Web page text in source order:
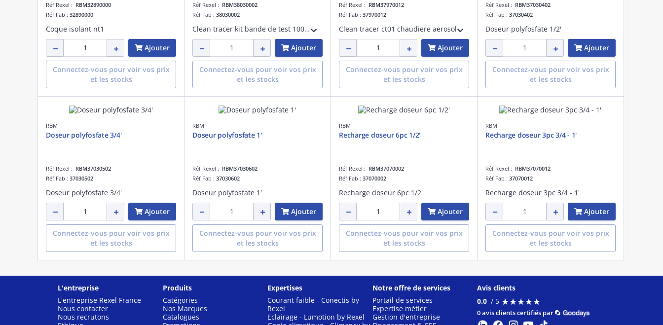
Réf Rexel : RBM32890000
Réf Fab : 32890000
Coque isolant nt1
Ajouter
Connectez-vous pour voir vos prix
et les stocks
Réf Rexel : RBM38030002
Réf Fab : 38030002
Clean tracer kit bande de test 100pz
Ajouter
Connectez-vous pour voir vos prix
et les stocks
Réf Rexel : RBM37970012
Réf Fab : 37970012
Clean tracer ct01 chaudiere aerosol
Ajouter
Connectez-vous pour voir vos prix
et les stocks
Réf Rexel : RBM37030402
Réf Fab : 37030402
Doseur polyfosfate 1/2'
Ajouter
Connectez-vous pour voir vos prix
et les stocks
RBM
Doseur polyfosfate 3/4'
Réf Rexel : RBM37030502
Réf Fab : 37030502
Doseur polyfosfate 3/4'
Ajouter
Connectez-vous pour voir vos prix
et les stocks
RBM
Doseur polyfosfate 1'
Réf Rexel : RBM37030602
Réf Fab : 37030602
Doseur polyfosfate 1'
Ajouter
Connectez-vous pour voir vos prix
et les stocks
RBM
Recharge doseur 6pc 1/2'
Réf Rexel : RBM37070002
Réf Fab : 37070002
Recharge doseur 6pc 1/2'
Ajouter
Connectez-vous pour voir vos prix
et les stocks
RBM
Recharge doseur 3pc 3/4 - 1'
Réf Rexel : RBM37070012
Réf Fab : 37070012
Recharge doseur 3pc 3/4 - 1'
Ajouter
Connectez-vous pour voir vos prix
et les stocks
L'entreprise
L'entreprise Rexel France
Nous contacter
Nous recrutons
Produits
Catégories
Nos Marques
Catalogues
Expertises
Courant faible - Conectis by
Rexel
Eclairage - Lumotion by Rexel
Notre offre de services
Portail de services
Expertise métier
Gestion d'entreprise
Avis clients
0.0 / 5 ★★★★★
★★★★★
0 avis clients certifiés par